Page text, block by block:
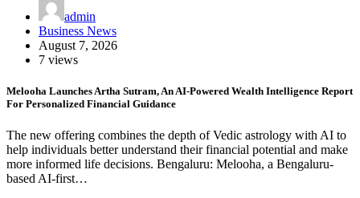
admin
Business News
August 7, 2026
7 views
Melooha Launches Artha Sutram, An AI-Powered Wealth Intelligence Report
For Personalized Financial Guidance
The new offering combines the depth of Vedic astrology with AI to
help individuals better understand their financial potential and make
more informed life decisions. Bengaluru: Melooha, a Bengaluru-
based AI-first…